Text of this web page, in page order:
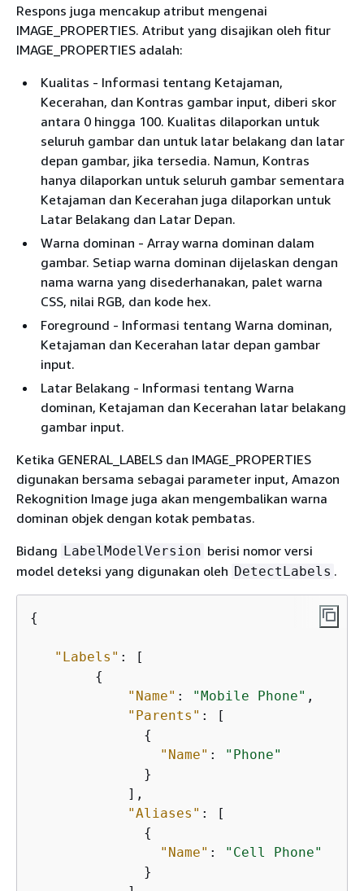
Respons juga mencakup atribut mengenai
IMAGE_PROPERTIES. Atribut yang disajikan oleh fitur
IMAGE_PROPERTIES adalah:
Kualitas - Informasi tentang Ketajaman,
Kecerahan, dan Kontras gambar input, diberi skor
antara 0 hingga 100. Kualitas dilaporkan untuk
seluruh gambar dan untuk latar belakang dan latar
depan gambar, jika tersedia. Namun, Kontras
hanya dilaporkan untuk seluruh gambar sementara
Ketajaman dan Kecerahan juga dilaporkan untuk
Latar Belakang dan Latar Depan.
Warna dominan - Array warna dominan dalam
gambar. Setiap warna dominan dijelaskan dengan
nama warna yang disederhanakan, palet warna
CSS, nilai RGB, dan kode hex.
Foreground - Informasi tentang Warna dominan,
Ketajaman dan Kecerahan latar depan gambar
input.
Latar Belakang - Informasi tentang Warna
dominan, Ketajaman dan Kecerahan latar belakang
gambar input.
Ketika GENERAL_LABELS dan IMAGE_PROPERTIES
digunakan bersama sebagai parameter input, Amazon
Rekognition Image juga akan mengembalikan warna
dominan objek dengan kotak pembatas.
Bidang LabelModelVersion berisi nomor versi
model deteksi yang digunakan oleh DetectLabels .
{
"Labels" : [
{
"Name" : "Mobile Phone" ,
"Parents" : [
{
"Name" :
"Phone"
              }
            ],
"Aliases" : [
{
"Name" :
"Cell Phone"
              }